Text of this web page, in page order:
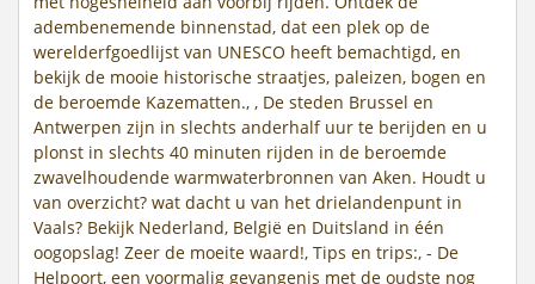
adembenemende binnenstad, dat een plek op de
werelderfgoedlijst van UNESCO heeft bemachtigd, en
bekijk de mooie historische straatjes, paleizen, bogen en
de beroemde Kazematten., , De steden Brussel en
Antwerpen zijn in slechts anderhalf uur te berijden en u
plonst in slechts 40 minuten rijden in de beroemde
zwavelhoudende warmwaterbronnen van Aken. Houdt u
van overzicht? wat dacht u van het drielandenpunt in
Vaals? Bekijk Nederland, België en Duitsland in één
oogopslag! Zeer de moeite waard!, Tips en trips:, - De
Helpoort, een voormalig gevangenis met de oudste nog